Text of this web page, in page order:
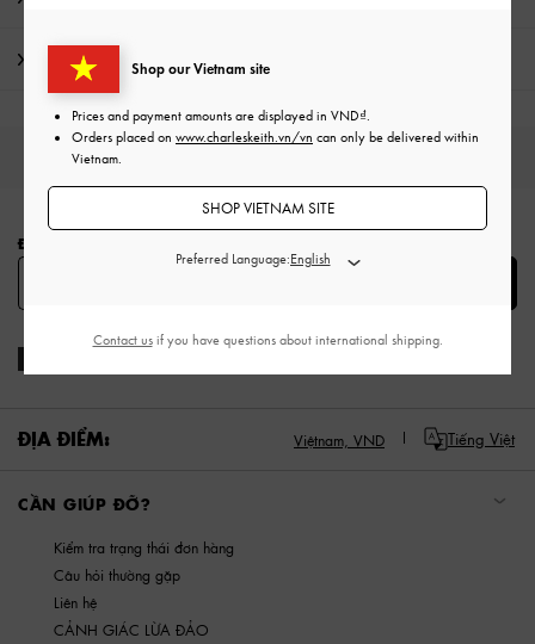
Vận chuyển & trả hàng
HÀNG MỚI
Site footer
ĐĂNG KÝ ĐỂ NHẬN CÁC THÔNG TIN THỜI TRANG MỚI NHẤT
ĐỊA ĐIỂM: Việtnam, VND Tiếng Việt
CẦN GIÚP ĐỠ?
Kiểm tra trạng thái đơn hàng
Câu hỏi thường gặp
Liên hệ
CẢNH GIÁC LỪA ĐẢO
Shop our Vietnam site
Prices and payment amounts are displayed in VND .
Orders placed on www.charleskeith.vn/vn can only be delivered within
Vietnam.
SHOP VIETNAM SITE
Preferred Language:
Contact usif you have questions about international shipping.